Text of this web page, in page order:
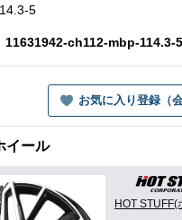
5
11631942-ch112-mbp-114.3-5
お気に入り登録（
イール
HOT